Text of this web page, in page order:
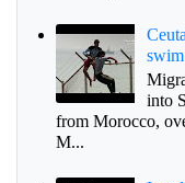
into
from Morocco,
M...